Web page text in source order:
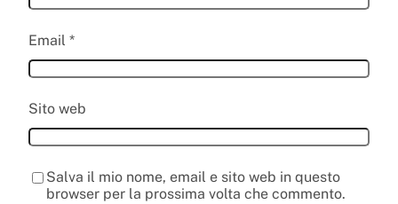
Email *
Sito web
Salva il mio nome, email e sito web in questo
browser per la prossima volta che commento.